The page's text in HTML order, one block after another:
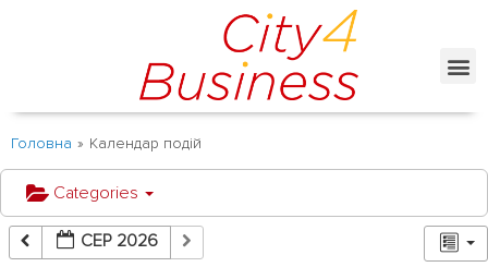
Головна » Календар подій
Categories
СЕР 2026